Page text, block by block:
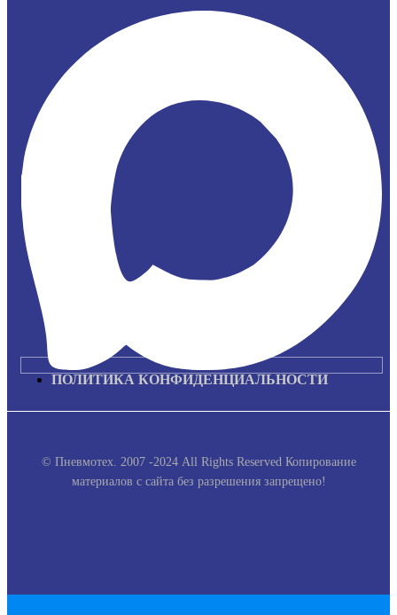
ПОЛИТИКА КОНФИДЕНЦИАЛЬНОСТИ
© Пневмотех. 2007 -2024 All Rights Reserved Копирование
материалов с сайта без разрешения запрещено!